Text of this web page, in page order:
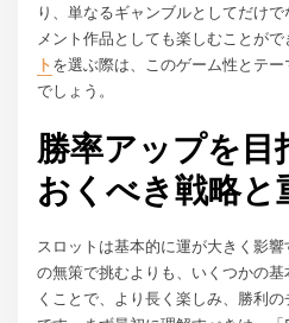
り、単なるギャンブルとしてだけ
メント作品としても楽しむことがで
トを選ぶ際は、このゲーム性とテ
でしょう。
勝率アップを目
おくべき戦略と
スロットは基本的に運が大きく影
の無策で挑むよりも、いくつかの
くことで、より長く楽しみ、勝利